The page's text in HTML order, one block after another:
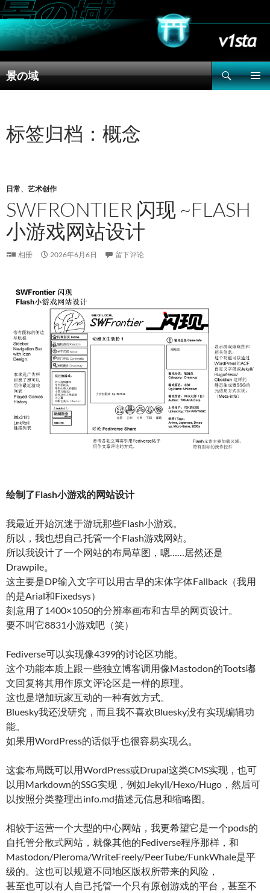
景の域
搜
索
文
标签归档：概念
日常、 艺术创作
SWFRONTIER 闪现 ~FLASH
小游戏网站设计
相册 2026年6月6日 留下评论
绘制了Flash小游戏的网站设计
我最近开始沉迷于游玩那些Flash小游戏。
所以，我也想自己托管一个Flash游戏网站。
所以我设计了一个网站的布局草图，嗯……居然还是
Drawpile。
这主要是DP输入文字可以用古早的宋体字体Fallback（我用
的是Arial和Fixedsys）
刻意用了1400×1050的分辨率画布和古早的网页设计。
要不叫它8831小游戏吧（笑）
Fediverse可以实现像4399的讨论区功能。
这个功能本质上跟一些独立博客调用像Mastodon的Toots嘟
文回复将其用作原文评论区是一样的原理。
这也是增加玩家互动的一种有效方式。
Bluesky我还没研究，而且我不喜欢Bluesky没有实现编辑功
能。
如果用WordPress的话似乎也很容易实现么。
这套布局既可以用WordPress或Drupal这类CMS实现，也可
以用Markdown的SSG实现，例如Jekyll/Hexo/Hugo，然后可
以按照分类整理出info.md描述元信息和缩略图。
相较于运营一个大型的中心网站，我更希望它是一个pods的
自托管分散式网站，就像其他的Fediverse程序那样，和
Mastodon/Pleroma/WriteFreely/PeerTube/FunkWhale是平
级的。这也可以规避不同地区版权所带来的风险，
甚至也可以有人自己托管一个只有原创游戏的平台，甚至不